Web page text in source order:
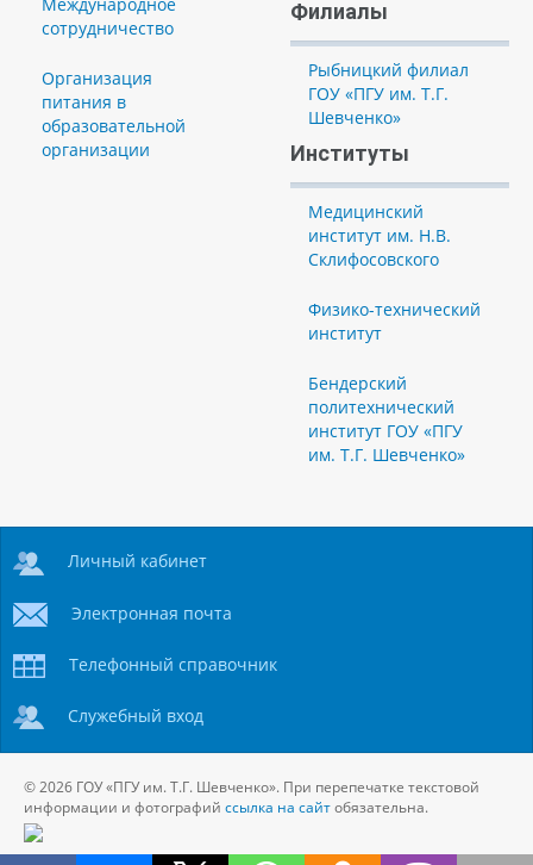
сотрудничество
Организация
питания в
образовательной
организации
Филиалы
Рыбницкий филиал
ГОУ «ПГУ им. Т.Г.
Шевченко»
Институты
Медицинский
институт им. Н.В.
Склифосовского
Физико-технический
институт
Бендерский
политехнический
институт ГОУ «ПГУ
им. Т.Г. Шевченко»
Личный кабинет
Электронная почта
Телефонный справочник
Служебный вход
© 2026 ГОУ «ПГУ им. Т.Г. Шевченко». При перепечатке текстовой
информации и фотографий ссылка на сайтобязательна.